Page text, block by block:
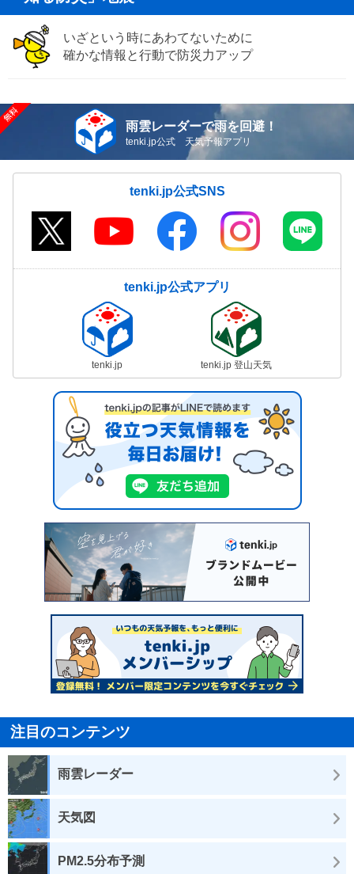
いざという時にあわてないために
確かな情報と行動で防災力アップ
雨雲レーダーで雨を回避！
tenki.jp公式 天気予報アプリ
tenki.jp公式SNS
tenki.jp公式アプリ
tenki.jp tenki.jp 登山天気
注目のコンテンツ
雨雲レーダー
天気図
PM2.5分布予測